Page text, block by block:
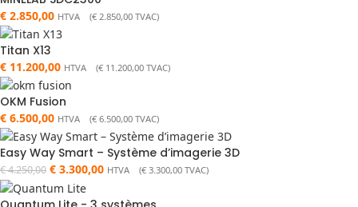
€ 2.850,00 HTVA (€ 2.850,00 TVAC)
Titan X13
€ 11.200,00 HTVA (€ 11.200,00 TVAC)
OKM Fusion
€ 6.500,00 HTVA (€ 6.500,00 TVAC)
Easy Way Smart – Système d’imagerie 3D
€4.250,00 € 3.300,00 HTVA (€ 3.300,00 TVAC)